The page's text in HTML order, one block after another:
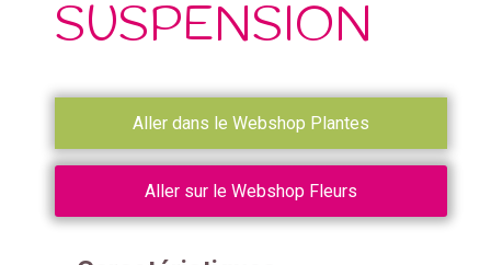
SUSPENSION
Aller dans le Webshop Plantes
Aller sur le Webshop Fleurs